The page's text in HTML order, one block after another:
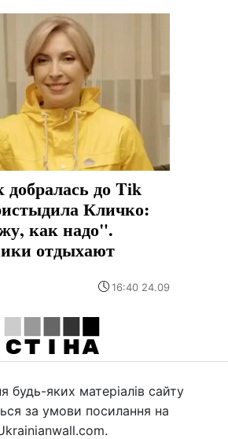
до Tik
Кличко:
как надо".
отдыхают
16:40 24.09
будь-яких матеріалів сайту
за умови посилання на